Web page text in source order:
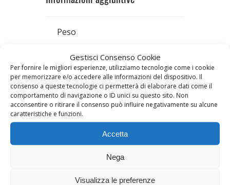
Gestisci Consenso Cookie
Per fornire le migliori esperienze, utilizziamo tecnologie come i cookie
per memorizzare e/o accedere alle informazioni del dispositivo. Il
consenso a queste tecnologie ci permetterà di elaborare dati come il
comportamento di navigazione o ID unici su questo sito. Non
acconsentire o ritirare il consenso può influire negativamente su alcune
caratteristiche e funzioni.
Accetta
Nega
Visualizza le preferenze
Peso
0,5 kg
Frollatura
Minimo 90 giorni, Standard –
20/30 giorni
Prodotti correlati